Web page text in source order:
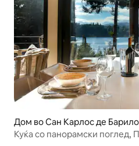
Дом во Сан Карлос де
Куќа со панорамски поглед,